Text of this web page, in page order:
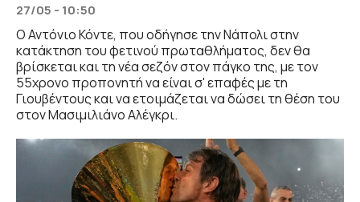
27/05 - 10:50
Ο Αντόνιο Κόντε, που οδήγησε την Νάπολι στην
κατάκτηση του φετινού πρωταθλήματος, δεν θα
βρίσκεται και τη νέα σεζόν στον πάγκο της, με τον
55χρονο προπονητή να είναι σ' επαφές με τη
Γιουβέντους και να ετοιμάζεται να δώσει τη θέση του
στον Μασιμιλιάνο Αλέγκρι.